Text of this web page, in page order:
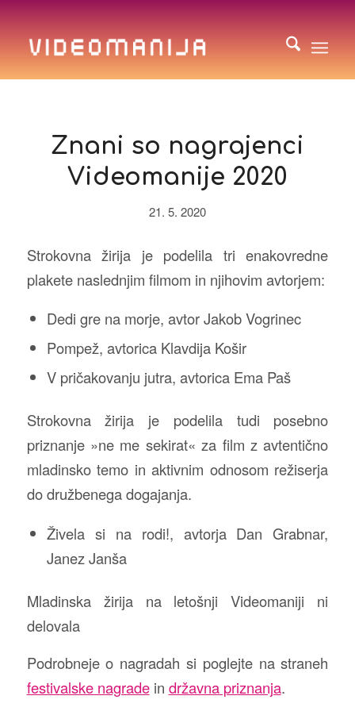
Znani so nagrajenci
Videomanije 2020
21. 5. 2020
Strokovna žirija je podelila tri enakovredne
plakete naslednjim filmom in njihovim avtorjem:
Dedi gre na morje, avtor Jakob Vogrinec
Pompež, avtorica Klavdija Košir
V pričakovanju jutra, avtorica Ema Paš
Strokovna žirija je podelila tudi posebno
priznanje »ne me sekirat« za film z avtentično
mladinsko temo in aktivnim odnosom režiserja
do družbenega dogajanja.
Živela si na rodi!, avtorja Dan Grabnar,
Janez Janša
Mladinska žirija na letošnji Videomaniji ni
delovala
Podrobneje o nagradah si poglejte na straneh
festivalske nagradein državna priznanja.